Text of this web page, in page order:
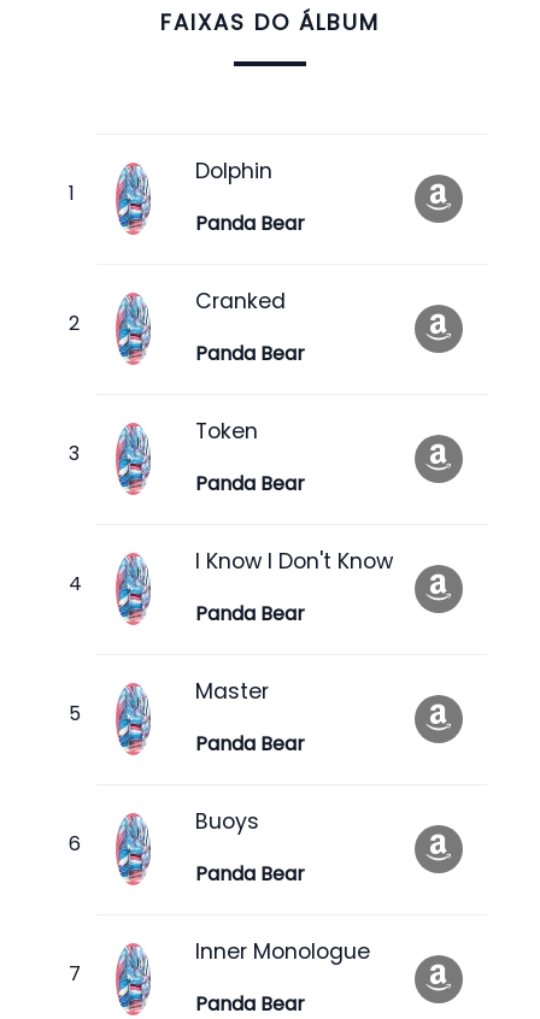
FAIXAS DO ÁLBUM
Dolphin
Panda Bear
Cranked
Panda Bear
Token
Panda Bear
I Know I Don't Know
Panda Bear
Master
Panda Bear
Buoys
Panda Bear
Inner Monologue
Panda Bear